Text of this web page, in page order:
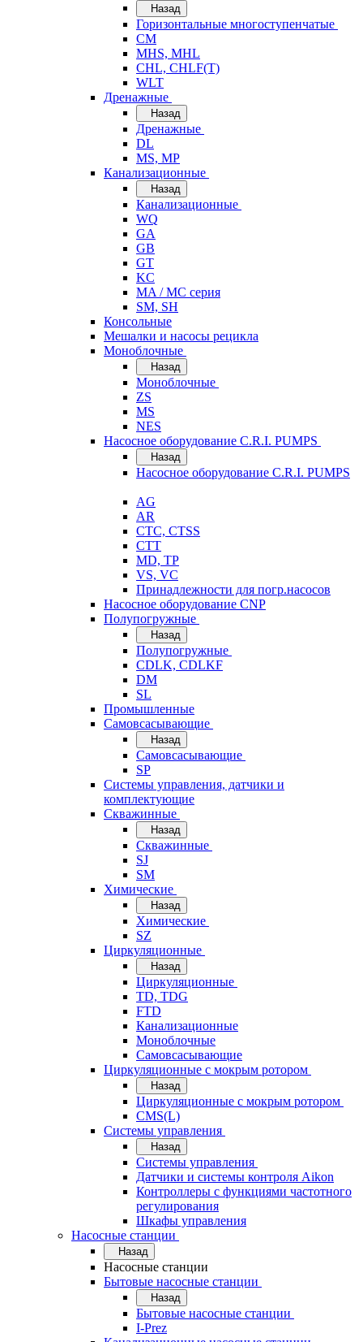
Назад
Горизонтальные многоступенчатые
CM
MHS, MHL
CHL, CHLF(T)
WLT
Дренажные
Назад
Дренажные
DL
MS, MP
Канализационные
Назад
Канализационные
WQ
GA
GB
GT
KC
MA / MC серия
SM, SH
Консольные
Мешалки и насосы рецикла
Моноблочные
Назад
Моноблочные
ZS
MS
NES
Насосное оборудование C.R.I. PUMPS
Назад
Насосное оборудование C.R.I. PUMPS
AG
AR
CTC, CTSS
CTT
MD, TP
VS, VC
Принадлежности для погр.насосов
Насосное оборудование CNP
Полупогружные
Назад
Полупогружные
CDLK, CDLKF
DM
SL
Промышленные
Самовсасывающие
Назад
Самовсасывающие
SP
Системы управления, датчики и
комплектующие
Скважинные
Назад
Скважинные
SJ
SM
Химические
Назад
Химические
SZ
Циркуляционные
Назад
Циркуляционные
TD, TDG
FTD
Канализационные
Моноблочные
Самовсасывающие
Циркуляционные с мокрым ротором
Назад
Циркуляционные с мокрым ротором
CMS(L)
Системы управления
Назад
Системы управления
Датчики и системы контроля Aikon
Контроллеры с функциями частотного
регулирования
Шкафы управления
Насосные станции
Назад
Насосные станции
Бытовые насосные станции
Назад
Бытовые насосные станции
I-Prez